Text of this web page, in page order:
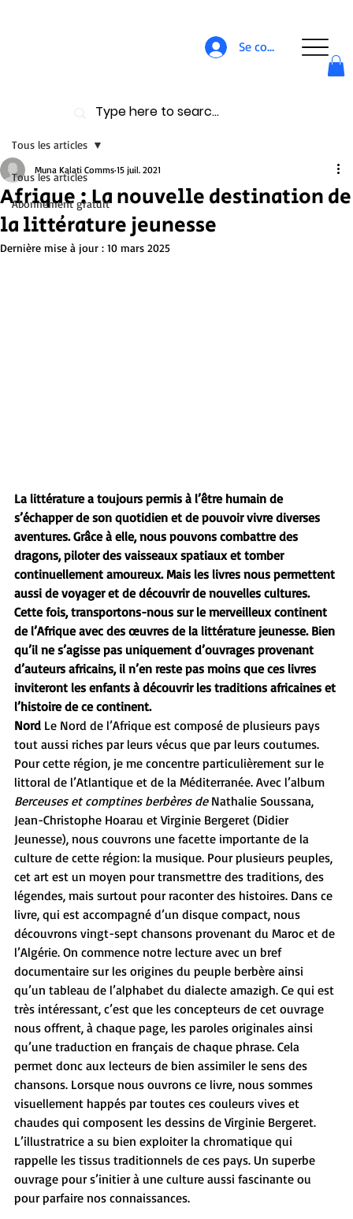
Se connecter
Tous les articles
Abonnement gratuit
Tous les articles
Afrique : La nouvelle destination de
la littérature jeunesse
Muna Kalati Comms 15 juil. 2021
Dernière mise à jour : 10 mars 2025
La littérature a toujours permis à l’être humain de
s’échapper de son quotidien et de pouvoir vivre diverses
aventures. Grâce à elle, nous pouvons combattre des
dragons, piloter des vaisseaux spatiaux et tomber
continuellement amoureux. Mais les livres nous permettent
aussi de voyager et de découvrir de nouvelles cultures.
Cette fois, transportons-nous sur le merveilleux continent
de l’Afrique avec des œuvres de la littérature jeunesse. Bien
qu’il ne s’agisse pas uniquement d’ouvrages provenant
d’auteurs africains, il n’en reste pas moins que ces livres
inviteront les enfants à découvrir les traditions africaines et
l’histoire de ce continent.
Nord Le Nord de l’Afrique est composé de plusieurs pays
tout aussi riches par leurs vécus que par leurs coutumes.
Pour cette région, je me concentre particulièrement sur le
littoral de l’Atlantique et de la Méditerranée. Avec l’album
Berceuses et comptines berbères de Nathalie Soussana,
Jean-Christophe Hoarau et Virginie Bergeret (Didier
Jeunesse), nous couvrons une facette importante de la
culture de cette région : la musique. Pour plusieurs peuples,
cet art est un moyen pour transmettre des traditions, des
légendes, mais surtout pour raconter des histoires. Dans ce
livre, qui est accompagné d’un disque compact, nous
découvrons vingt-sept chansons provenant du Maroc et de
l’Algérie. On commence notre lecture avec un bref
documentaire sur les origines du peuple berbère ainsi
qu’un tableau de l’alphabet du dialecte amazigh. Ce qui est
très intéressant, c’est que les concepteurs de cet ouvrage
nous offrent, à chaque page, les paroles originales ainsi
qu’une traduction en français de chaque phrase. Cela
permet donc aux lecteurs de bien assimiler le sens des
chansons. Lorsque nous ouvrons ce livre, nous sommes
visuellement happés par toutes ces couleurs vives et
chaudes qui composent les dessins de Virginie Bergeret.
L’illustratrice a su bien exploiter la chromatique qui
rappelle les tissus traditionnels de ces pays. Un superbe
ouvrage pour s’initier à une culture aussi fascinante ou
pour parfaire nos connaissances.